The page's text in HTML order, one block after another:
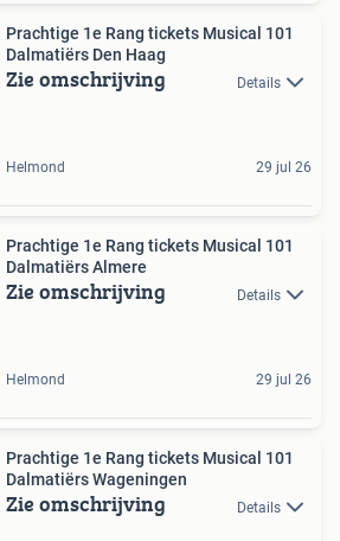
Prachtige 1e Rang tickets Musical 101
Dalmatiërs Den Haag
Zie omschrijving Details
Helmond 29 jul 26
Prachtige 1e Rang tickets Musical 101
Dalmatiërs Almere
Zie omschrijving Details
Helmond 29 jul 26
Prachtige 1e Rang tickets Musical 101
Dalmatiërs Wageningen
Zie omschrijving Details